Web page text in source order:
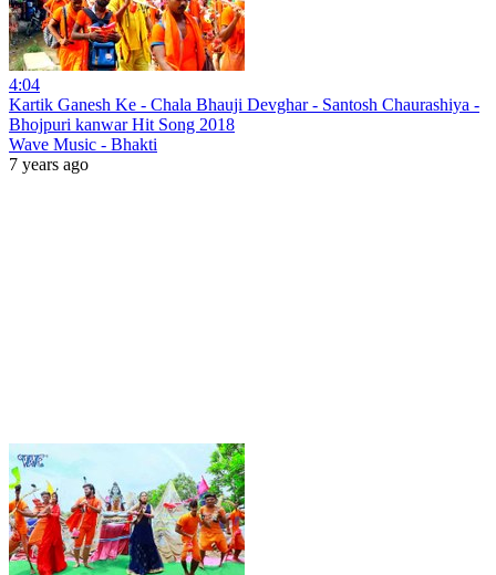
4:04
Kartik Ganesh Ke - Chala Bhauji Devghar - Santosh Chaurashiya -
Bhojpuri kanwar Hit Song 2018
Wave Music - Bhakti
7 years ago